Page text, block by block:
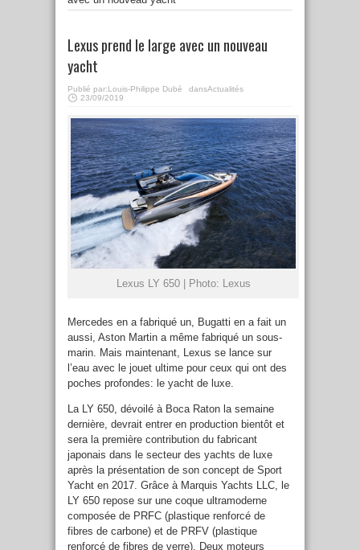
Lexus prend le large avec un nouveau
yacht
Publié par: Louis-Philippe Dubé dansActualités
23/09/2019
Lexus LY 650 | Photo: Lexus
Mercedes en a fabriqué un, Bugatti en a fait un
aussi, Aston Martin a même fabriqué un sous-
marin. Mais maintenant, Lexus se lance sur
l’eau avec le jouet ultime pour ceux qui ont des
poches profondes: le yacht de luxe.
La LY 650, dévoilé à Boca Raton la semaine
dernière, devrait entrer en production bientôt et
sera la première contribution du fabricant
japonais dans le secteur des yachts de luxe
après la présentation de son concept de Sport
Yacht en 2017. Grâce à Marquis Yachts LLC, le
LY 650 repose sur une coque ultramoderne
composée de PRFC (plastique renforcé de
fibres de carbone) et de PRFV (plastique
renforcé de fibres de verre). Deux moteurs